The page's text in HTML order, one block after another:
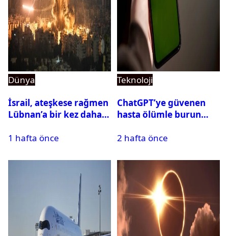
Dünya
İsrail, ateşkese rağmen
Lübnan’a bir kez daha
1 hafta önce
Teknoloji
ChatGPT’ye güvenen
hasta ölümle burun
davalık oldu
2 hafta önce